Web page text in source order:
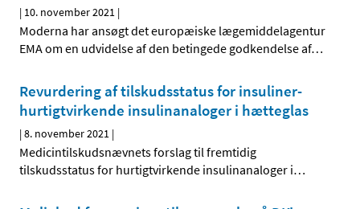
| 10. november 2021 |
Moderna har ansøgt det europæiske lægemiddelagentur
EMA om en udvidelse af den betingede godkendelse af…
Revurdering af tilskudsstatus for insuliner-
hurtigtvirkende insulinanaloger i hætteglas
|8. november 2021 |
Medicintilskudsnævnets forslag til fremtidig
tilskudsstatus for hurtigtvirkende insulinanaloger i…